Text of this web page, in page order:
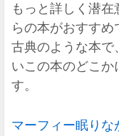
もっと詳しく潜
らの本がおすすめ
古典のような本で
いこの本のどこ
す。
マーフィー眠りな